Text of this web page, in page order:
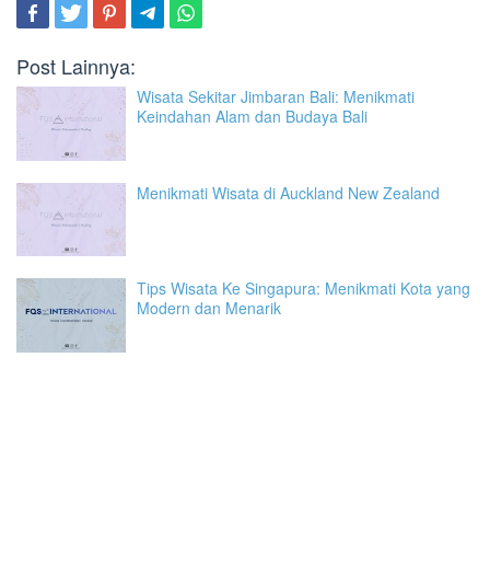
Post Lainnya:
Wisata Sekitar Jimbaran Bali: Menikmati
Keindahan Alam dan Budaya Bali
Menikmati Wisata di Auckland New Zealand
Tips Wisata Ke Singapura: Menikmati Kota yang
Modern dan Menarik